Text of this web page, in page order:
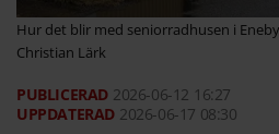
Hur det blir med seniorradhusen i
Christian Lärk
2026-06-12 16:27
2026-06-17 08:30